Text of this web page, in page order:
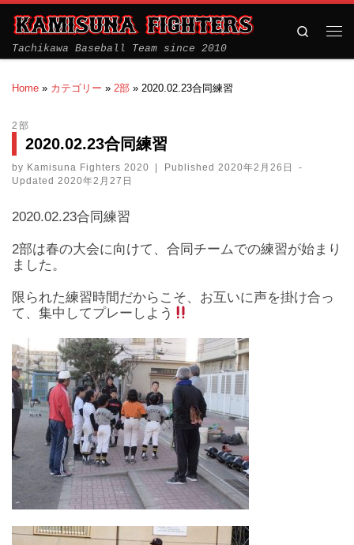
Tachikawa Baseball Team since 2010
Search
Home » カテゴリー » 2部 » 2020.02.23合同練習
2部
2020.02.23合同練習
by Kamisuna Fighters 2020 Published 2020年2月26日
-
Updated 2020年2月27日
2020.02.23合同練習
2部は春の大会に向けて、合同チームでの練習が始まり
ました。
限られた練習時間だからこそ、お互いに声を掛け合っ
て、集中してプレーしよう